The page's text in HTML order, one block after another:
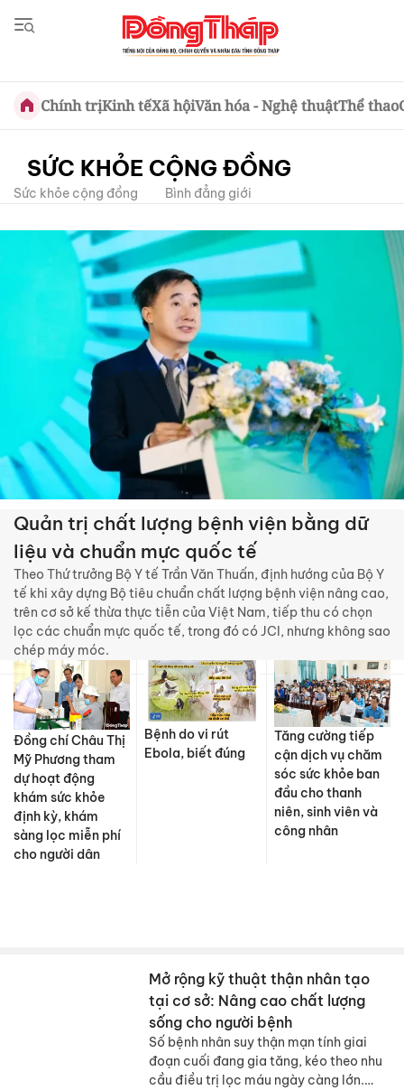
Chính trịKinh tếXã hộiVăn hóa - Nghệ thuậtThể thao
SỨC KHỎE CỘNG ĐỒNG
Sức khỏe cộng đồng Bình đẳng giới
Quản trị chất lượng bệnh viện bằng dữ
liệu và chuẩn mực quốc tế
Theo Thứ trưởng Bộ Y tế Trần Văn Thuấn, định hướng của Bộ Y
tế khi xây dựng Bộ tiêu chuẩn chất lượng bệnh viện nâng cao,
trên cơ sở kế thừa thực tiễn của Việt Nam, tiếp thu có chọn
lọc các chuẩn mực quốc tế, trong đó có JCI, nhưng không sao
chép máy móc.
Đồng chí Châu Thị
Mỹ Phương tham
dự hoạt động
khám sức khỏe
định kỳ, khám
sàng lọc miễn phí
cho người dân
Bệnh do vi rút
Ebola, biết đúng
Tăng cường tiếp
cận dịch vụ chăm
sóc sức khỏe ban
đầu cho thanh
niên, sinh viên và
công nhân
Mở rộng kỹ thuật thận nhân tạo
tại cơ sở: Nâng cao chất lượng
sống cho người bệnh
Số bệnh nhân suy thận mạn tính giai
đoạn cuối đang gia tăng, kéo theo nhu
cầu điều trị lọc máu ngày càng lớn.